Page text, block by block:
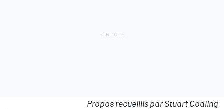
Propos recueillis par Stuart Codling